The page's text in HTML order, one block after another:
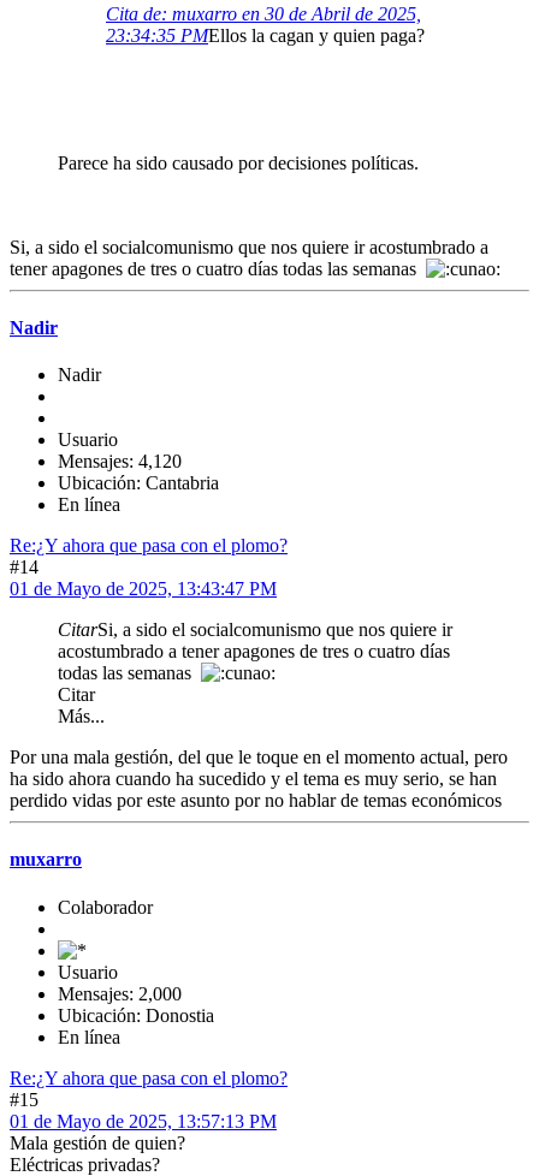
Cita de: muxarro en 30 de Abril de 2025,
23:34:35 PMEllos la cagan y quien paga?
Parece ha sido causado por decisiones políticas.
Si, a sido el socialcomunismo que nos quiere ir acostumbrado a
tener apagones de tres o cuatro días todas las semanas
Nadir
Nadir
Usuario
Mensajes: 4,120
Ubicación: Cantabria
En línea
Re:¿Y ahora que pasa con el plomo?
#14
01 de Mayo de 2025, 13:43:47 PM
CitarSi, a sido el socialcomunismo que nos quiere ir
acostumbrado a tener apagones de tres o cuatro días
todas las semanas
Citar
Más...
Por una mala gestión, del que le toque en el momento actual, pero
ha sido ahora cuando ha sucedido y el tema es muy serio, se han
perdido vidas por este asunto por no hablar de temas económicos
muxarro
Colaborador
Usuario
Mensajes: 2,000
Ubicación: Donostia
En línea
Re:¿Y ahora que pasa con el plomo?
#15
01 de Mayo de 2025, 13:57:13 PM
Mala gestión de quien?
Eléctricas privadas?